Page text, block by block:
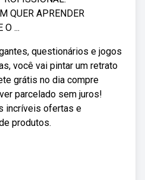
QUER APRENDER
O ...
questionários e jogos
você vai pintar um retrato
grátis no dia compre
parcelado sem juros!
incríveis ofertas e
produtos.